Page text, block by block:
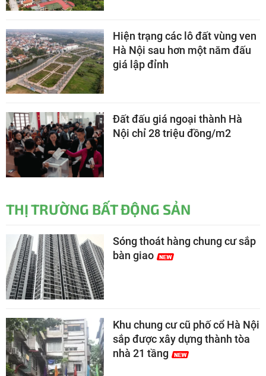
Hiện trạng các lô đất vùng ven
Hà Nội sau hơn một năm đấu
giá lập đỉnh
Đất đấu giá ngoại thành Hà
Nội chỉ 28 triệu đồng/m2
THỊ TRƯỜNG BẤT ĐỘNG SẢN
Sóng thoát hàng chung cư sắp
bàn giao
Khu chung cư cũ phố cổ Hà Nội
sắp được xây dựng thành tòa
nhà 21 tầng